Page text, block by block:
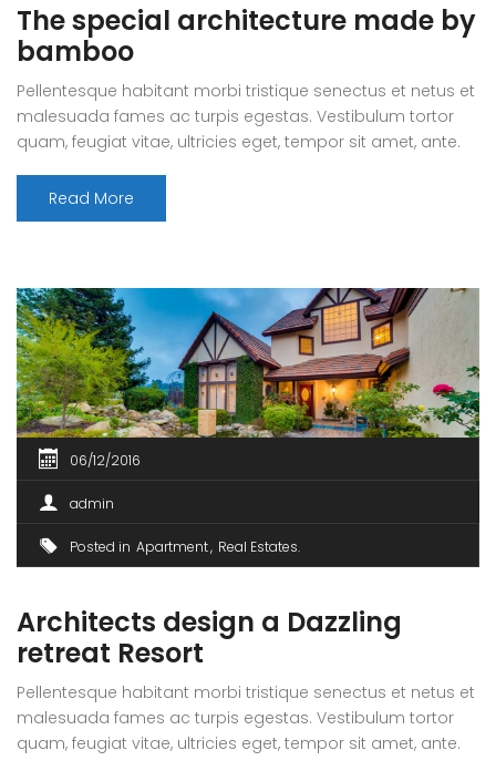
The special architecture made by
bamboo
Pellentesque habitant morbi tristique senectus et netus et
malesuada fames ac turpis egestas. Vestibulum tortor
quam, feugiat vitae, ultricies eget, tempor sit amet, ante.
ultricies mi vitae est. Mauris placerat eleifend leo.
Read More
06/12/2016
admin
Posted in Apartment Real Estates
Architects design a Dazzling
retreat Resort
Pellentesque habitant morbi tristique senectus et netus et
malesuada fames ac turpis egestas. Vestibulum tortor
quam, feugiat vitae, ultricies eget, tempor sit amet, ante.